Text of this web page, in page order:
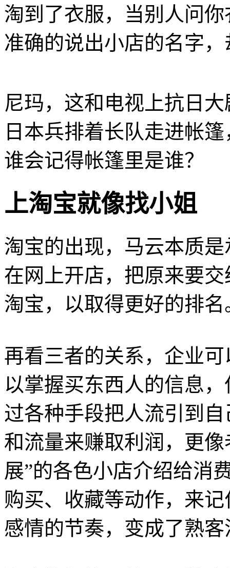
淘到了衣服，当别人问
准确的说出小店的名字
尼玛，这和电视上抗日
日本兵排着长队走进帐
谁会记得帐篷里是谁？
上淘宝就像找小姐
淘宝的出现，马云本质
在网上开店，把原来要
淘宝，以取得更好的排名
再看三者的关系，企业
以掌握买东西人的信息
过各种手段把人流引到
和流量来赚取利润，更
展”的各色小店介绍给消
购买、收藏等动作，来
感情的节奏，变成了熟客